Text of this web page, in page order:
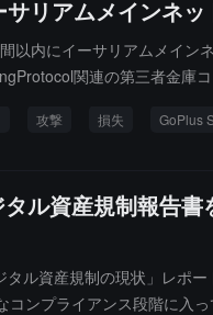
リアムメインネ
以内にイーサリアムメイ
関連の第三者金庫
単位」に圧縮されている。
攻撃 損失 GoPlus
ル資産規制報告
ル資産規制の現状」レポ
ンプライアンス段階に入